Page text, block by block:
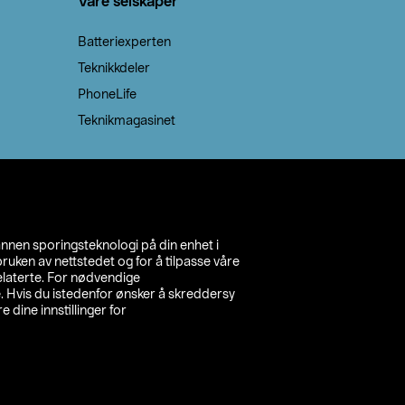
sporingsteknologi på din enhet i
av nettstedet og for å tilpasse våre
For nødvendige
Hvis du istedenfor ønsker å skreddersy
dine innstillinger for
Batteriexperten
Teknikkdeler
PhoneLife
Teknikmagasinet